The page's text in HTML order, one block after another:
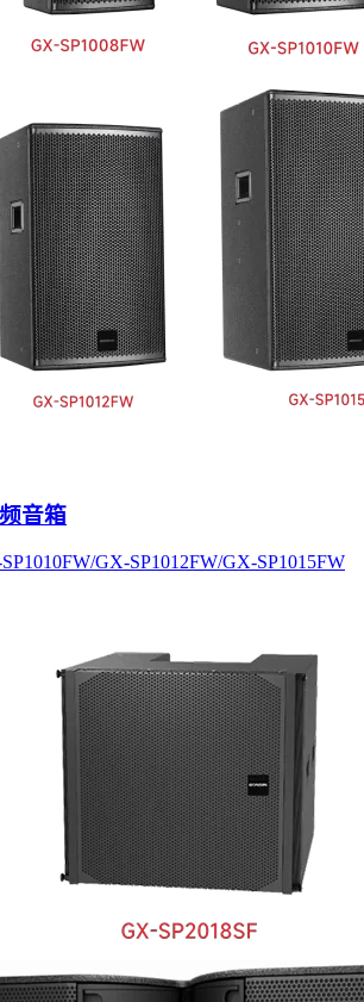
音箱
GX-SP1012FW/GX-SP1015FW